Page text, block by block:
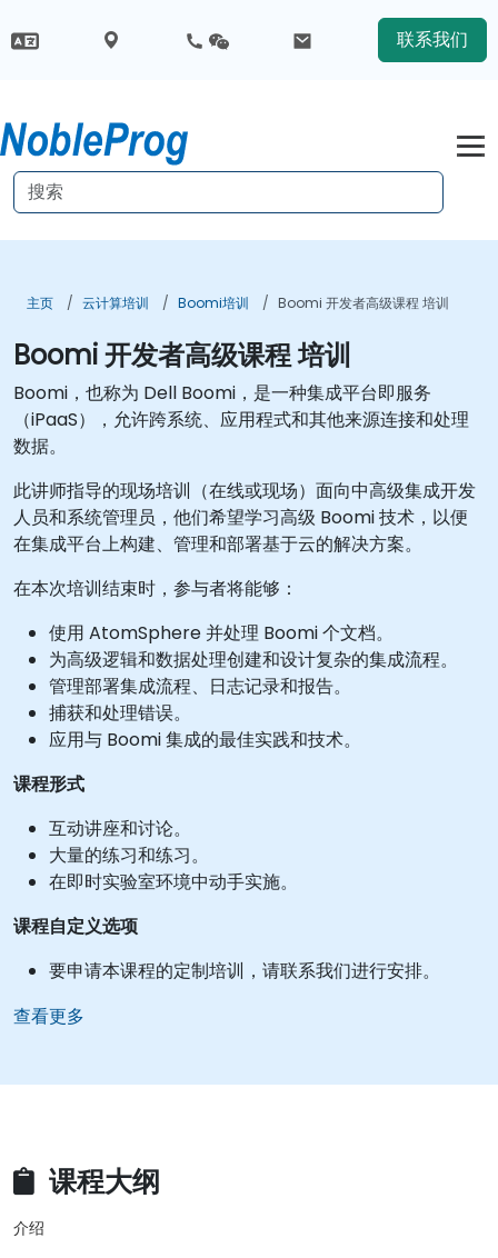
联系我们
主页 云计算培训 Boomi培训 Boomi 开发者高级课程 培训
Boomi 开发者高级课程 培训
Boomi，也称为 Dell Boomi，是一种集成平台即服务
（iPaaS），允许跨系统、应用程式和其他来源连接和处理
数据。
此讲师指导的现场培训（在线或现场）面向中高级集成开发
人员和系统管理员，他们希望学习高级 Boomi 技术，以便
在集成平台上构建、管理和部署基于云的解决方案。
在本次培训结束时，参与者将能够：
使用 AtomSphere 并处理 Boomi 个文档。
为高级逻辑和数据处理创建和设计复杂的集成流程。
管理部署集成流程、日志记录和报告。
捕获和处理错误。
应用与 Boomi 集成的最佳实践和技术。
课程形式
互动讲座和讨论。
大量的练习和练习。
在即时实验室环境中动手实施。
课程自定义选项
要申请本课程的定制培训，请联系我们进行安排。
查看更多
课程大纲
介绍